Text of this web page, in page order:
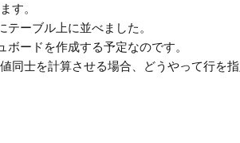
す。
ーブル上に並べました。
ードを作成する予定なのです。
同士を計算させる場合、どうやって行を